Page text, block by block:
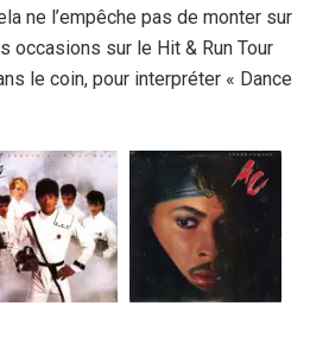
ne l’empêche pas de monter sur
occasions sur le Hit & Run Tour
le coin, pour interpréter « Dance